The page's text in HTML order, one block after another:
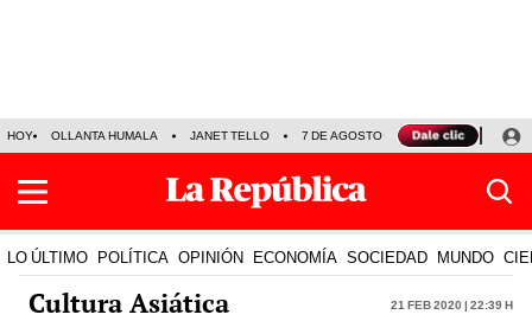
HOY OLLANTA HUMALA JANET TELLO 7 DE AGOSTO TINKA RESULTADOS
LO ÚLTIMO POLÍTICA OPINIÓN ECONOMÍA SOCIEDAD MUNDO
Cultura Asiática 21 Feb 2020 | 22:39 h